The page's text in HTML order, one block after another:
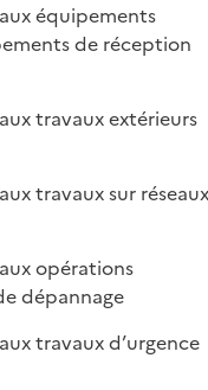
équipements
de réception
travaux extérieurs
travaux sur
opérations
dépannage
travaux d’urgence